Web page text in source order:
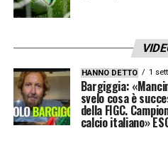
HANNO DETTO 1
Bargiggia:
svelo cosa è
della FIGC.
calcio italiano»